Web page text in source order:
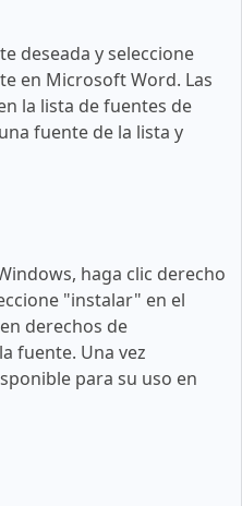
deseada y seleccione
en Microsoft Word. Las
la lista de fuentes de
fuente de la lista y
haga clic derecho
"instalar" en el
derechos de
fuente. Una vez
para su uso en